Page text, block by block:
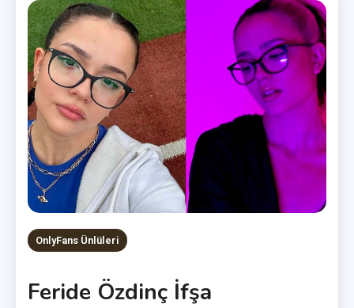
OnlyFans Ünlüleri
Feride Özdinç İfşa